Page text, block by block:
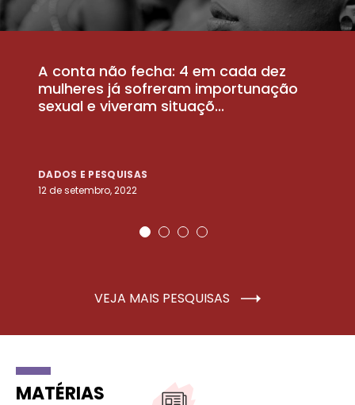
A conta não fecha: 4 em cada dez
mulheres já sofreram importunação
sexual e viveram situaçõ...
DADOS E PESQUISAS
12 de setembro, 2022
VEJA MAIS PESQUISAS
MATÉRIAS